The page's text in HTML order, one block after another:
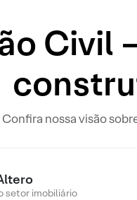
Civil
Confira nossa visão
setor imobiliário